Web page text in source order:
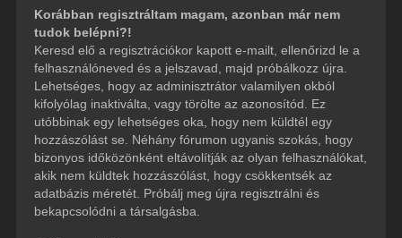
Korábban regisztráltam magam, azonban már nem
tudok belépni?!
Keresd elő a regisztrációkor kapott e-mailt, ellenőrizd le a
felhasználóneved és a jelszavad, majd próbálkozz újra.
Lehetséges, hogy az adminisztrátor valamilyen okból
kifolyólag inaktiválta, vagy törölte az azonosítód. Ez
utóbbinak egy lehetséges oka, hogy nem küldtél egy
hozzászólást se. Néhány fórumon ugyanis szokás, hogy
bizonyos időközönként eltávolítják az olyan felhasználókat,
akik nem küldtek hozzászólást, hogy csökkentsék az
adatbázis méretét. Próbálj meg újra regisztrálni és
bekapcsolódni a társalgásba.